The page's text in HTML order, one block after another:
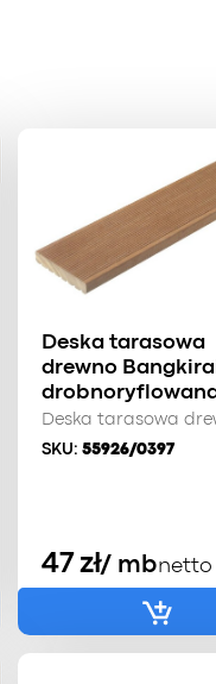
Deska tarasowa
drewno
Deska tarasowa
SKU: 55926/0397
47 zł/ mbnetto